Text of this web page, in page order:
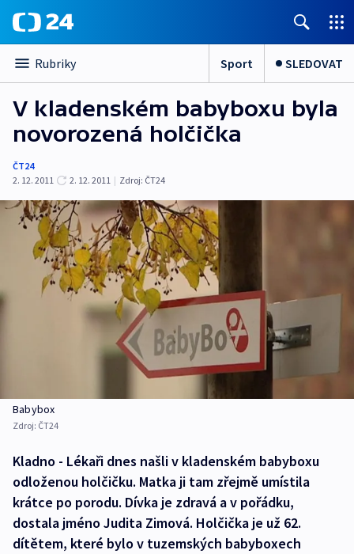
Rubriky Sport SLEDOVAT
V kladenském babyboxu byla
novorozená holčička
ČT24
2. 12. 2011
2. 12. 2011 | Zdroj: ČT24
Babybox
Zdroj: ČT24
Kladno - Lékaři dnes našli v kladenském babyboxu
odloženou holčičku. Matka ji tam zřejmě umístila
krátce po porodu. Dívka je zdravá a v pořádku,
dostala jméno Judita Zimová. Holčička je už 62.
dítětem, které bylo v tuzemských babyboxech